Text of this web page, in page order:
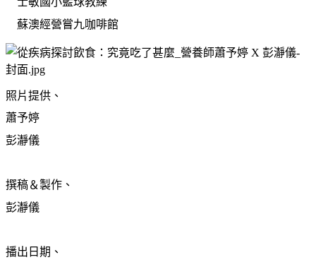
蘇澳經營嘗九咖啡館
照片提供、
蕭予婷
彭瀞儀
撰稿＆製作、
彭瀞儀
播出日期、